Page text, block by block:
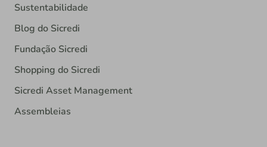
Sustentabilidade
Blog do Sicredi
Fundação Sicredi
Shopping do Sicredi
Sicredi Asset Management
Assembleias